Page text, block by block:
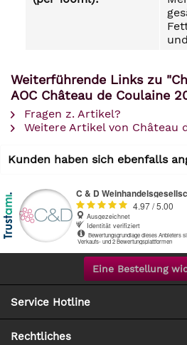
Weiterführende Links zu
AOC Château de Coulaine
Fragen z. Artikel?
Weitere Artikel von Château
Kunden haben sich ebenfalls
Eine Bestellung
Service Hotline
Rechtliches